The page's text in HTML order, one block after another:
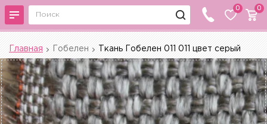
0 0
Главная Гобелен Ткань Гобелен 011 011 цвет серый